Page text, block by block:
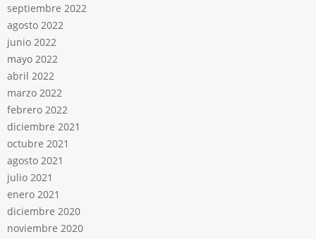
septiembre 2022
agosto 2022
junio 2022
mayo 2022
abril 2022
marzo 2022
febrero 2022
diciembre 2021
octubre 2021
agosto 2021
julio 2021
enero 2021
diciembre 2020
noviembre 2020